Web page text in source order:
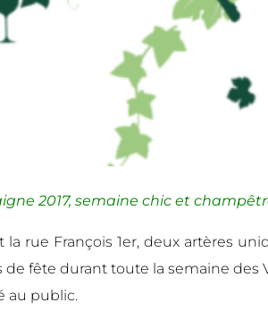
2017, semaine chic et
la rue François 1er, deux artères
de fête durant toute la semaine
au public.